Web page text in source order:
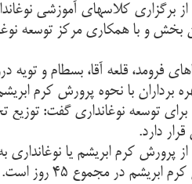
برگزاری کلاسهای آموزشی
و با همکاری مرکز توسعه
قلعه آقا، بسطام و تویه
با نحوه پرورش کرم
دارد.
پرورش کرم ابریشم یا
در مجموع ۴۵ روز است.